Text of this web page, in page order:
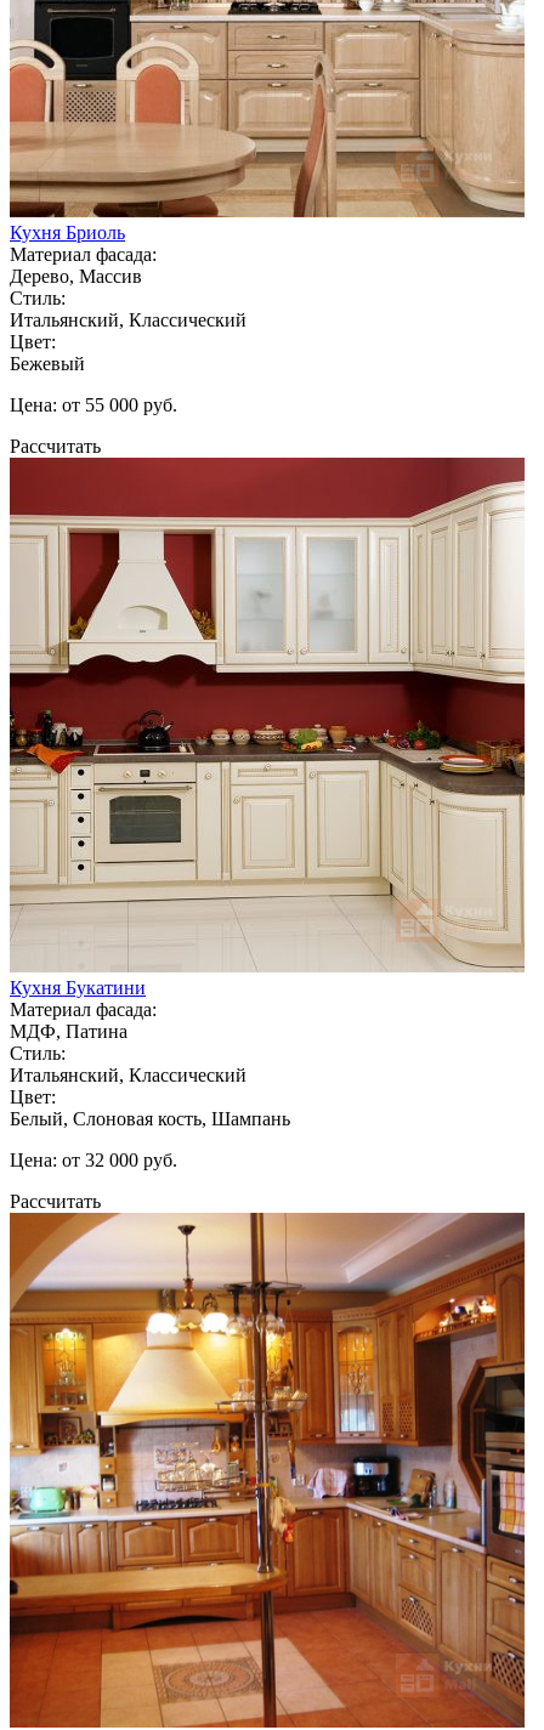
Кухня Бриоль
Материал фасада:
Дерево, Массив
Стиль:
Итальянский, Классический
Цвет:
Бежевый
Цена: от 55 000 руб.
Рассчитать
Кухня Букатини
Материал фасада:
МДФ, Патина
Стиль:
Итальянский, Классический
Цвет:
Белый, Слоновая кость, Шампань
Цена: от 32 000 руб.
Рассчитать